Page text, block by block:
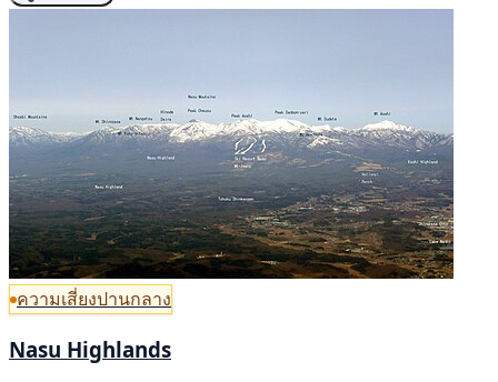
ความเสี่ยงปานกลาง
Nasu Highlands